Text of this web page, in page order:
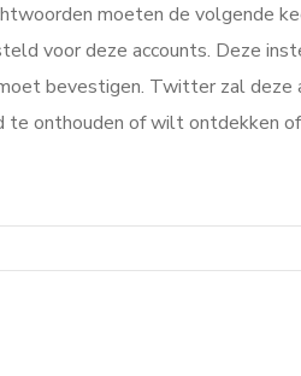
moeten de volgende
voor deze accounts. Deze
bevestigen. Twitter zal
onthouden of wilt ontdekken